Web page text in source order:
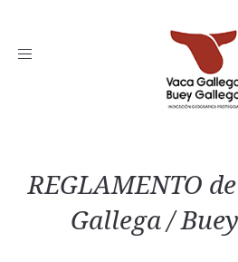
Toggle
REGLAMENTO
Gallega /